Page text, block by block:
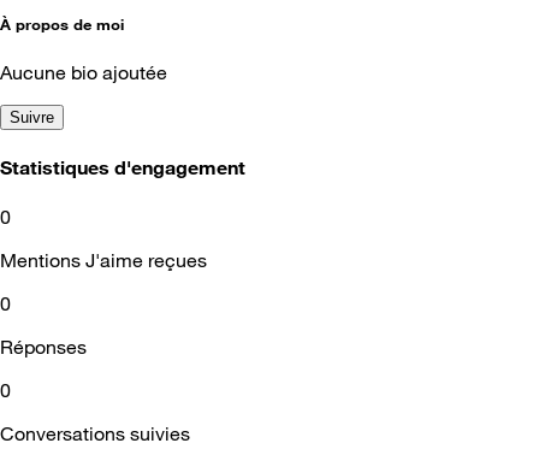
À propos de moi
Aucune bio ajoutée
Suivre
Statistiques d'engagement
0
Mentions J'aime reçues
0
Réponses
0
Conversations suivies